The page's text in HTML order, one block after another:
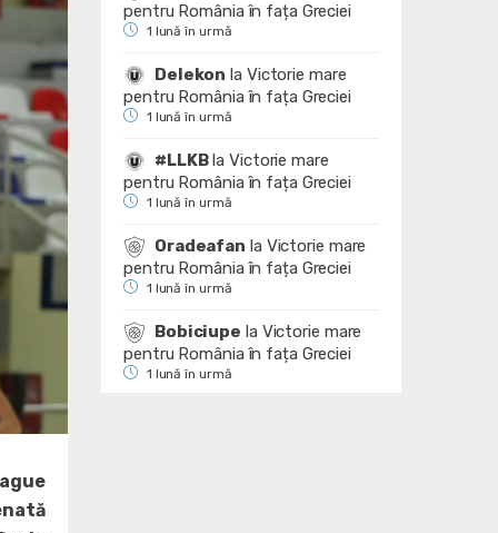
pentru România în fața Greciei
1 lună în urmă
Delekon la Victorie mare
pentru România în fața Greciei
1 lună în urmă
#LLKBlaVictorie mare
pentru România în fața Greciei
1 lună în urmă
Oradeafan la Victorie mare
pentru România în fața Greciei
1 lună în urmă
Bobiciupe la Victorie mare
pentru România în fața Greciei
1 lună în urmă